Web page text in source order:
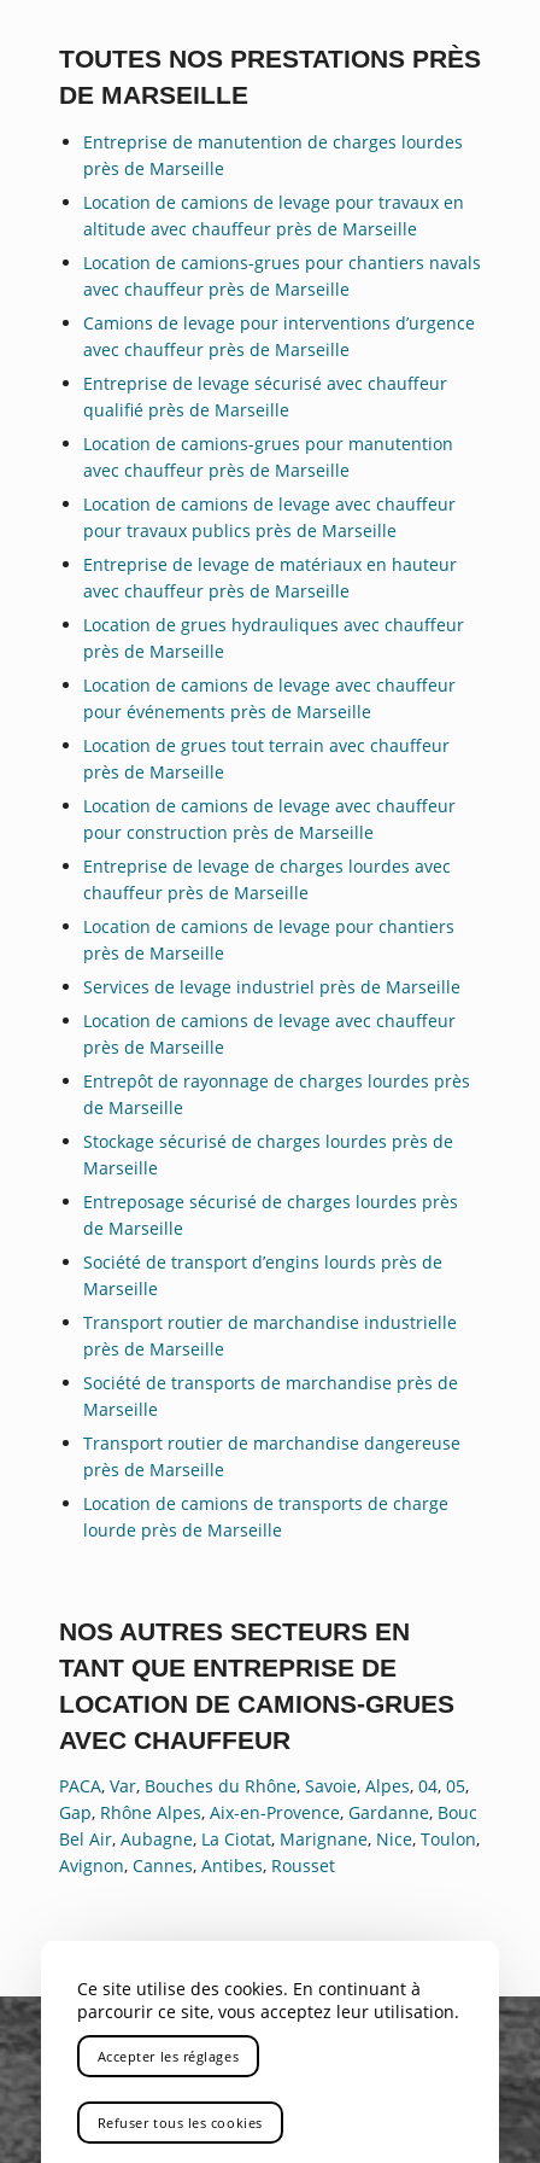
TOUTES NOS PRESTATIONS PRÈS
DE MARSEILLE
Entreprise de manutention de charges lourdes
près de Marseille
Location de camions de levage pour travaux en
altitude avec chauffeur près de Marseille
Location de camions-grues pour chantiers navals
avec chauffeur près de Marseille
Camions de levage pour interventions d’urgence
avec chauffeur près de Marseille
Entreprise de levage sécurisé avec chauffeur
qualifié près de Marseille
Location de camions-grues pour manutention
avec chauffeur près de Marseille
Location de camions de levage avec chauffeur
pour travaux publics près de Marseille
Entreprise de levage de matériaux en hauteur
avec chauffeur près de Marseille
Location de grues hydrauliques avec chauffeur
près de Marseille
Location de camions de levage avec chauffeur
pour événements près de Marseille
Location de grues tout terrain avec chauffeur
près de Marseille
Location de camions de levage avec chauffeur
pour construction près de Marseille
Entreprise de levage de charges lourdes avec
chauffeur près de Marseille
Location de camions de levage pour chantiers
près de Marseille
Services de levage industriel près de Marseille
Location de camions de levage avec chauffeur
près de Marseille
Entrepôt de rayonnage de charges lourdes près
de Marseille
Stockage sécurisé de charges lourdes près de
Marseille
Entreposage sécurisé de charges lourdes près
de Marseille
Société de transport d’engins lourds près de
Marseille
Transport routier de marchandise industrielle
près de Marseille
Société de transports de marchandise près de
Marseille
Transport routier de marchandise dangereuse
près de Marseille
Location de camions de transports de charge
lourde près de Marseille
NOS AUTRES SECTEURS EN
TANT QUE ENTREPRISE DE
LOCATION DE CAMIONS-GRUES
AVEC CHAUFFEUR
PACA, Var, Bouches du Rhône, Savoie, Alpes, 04, 05,
Gap, Rhône Alpes, Aix-en-Provence, Gardanne, Bouc
Bel Air, Aubagne, La Ciotat, Marignane, Nice, Toulon,
Avignon, Cannes, Antibes, Rousset
Ce site utilise des cookies. En continuant à
parcourir ce site, vous acceptez leur utilisation.
Accepter les réglages
Refuser tous les cookies